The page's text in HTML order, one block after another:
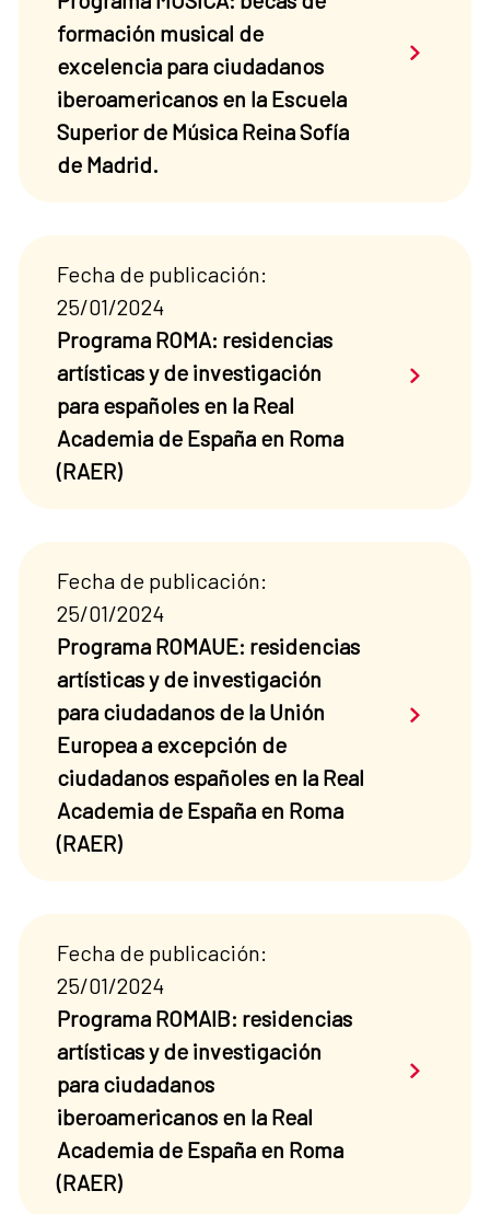
formación musical de
excelencia para ciudadanos
iberoamericanos en la Escuela
Superior de Música Reina Sofía
de Madrid.
Saber
Fecha de publicación:
25/01/2024
Programa ROMA: residencias
artísticas y de investigación
para españoles en la Real
Academia de España en Roma
(RAER)
Saber
Fecha de publicación:
25/01/2024
Programa ROMAUE: residencias
artísticas y de investigación
para ciudadanos de la Unión
Europea a excepción de
ciudadanos españoles en la Real
Academia de España en Roma
(RAER)
Saber
Fecha de publicación:
25/01/2024
Programa ROMAIB: residencias
artísticas y de investigación
para ciudadanos
iberoamericanos en la Real
Academia de España en Roma
(RAER)
Saber